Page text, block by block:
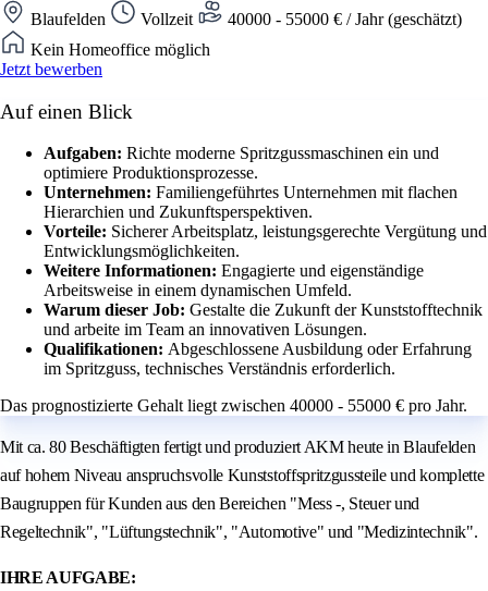
Blaufelden Vollzeit
40000 - 55000 € / Jahr (geschätzt)
Kein Homeoffice möglich
Jetzt bewerben
Auf einen Blick
Aufgaben: Richte moderne Spritzgussmaschinen ein und
optimiere Produktionsprozesse.
Unternehmen: Familiengeführtes Unternehmen mit flachen
Hierarchien und Zukunftsperspektiven.
Vorteile: Sicherer Arbeitsplatz, leistungsgerechte Vergütung und
Entwicklungsmöglichkeiten.
Weitere Informationen: Engagierte und eigenständige
Arbeitsweise in einem dynamischen Umfeld.
Warum dieser Job: Gestalte die Zukunft der Kunststofftechnik
und arbeite im Team an innovativen Lösungen.
Qualifikationen: Abgeschlossene Ausbildung oder Erfahrung
im Spritzguss, technisches Verständnis erforderlich.
Das prognostizierte Gehalt liegt zwischen 40000 - 55000 € pro Jahr.
Mit ca. 80 Beschäftigten fertigt und produziert AKM heute in Blaufelden
auf hohem Niveau anspruchsvolle Kunststoffspritzgussteile und komplette
Baugruppen für Kunden aus den Bereichen "Mess -, Steuer und
Regeltechnik", "Lüftungstechnik", "Automotive" und "Medizintechnik".
IHRE AUFGABE: